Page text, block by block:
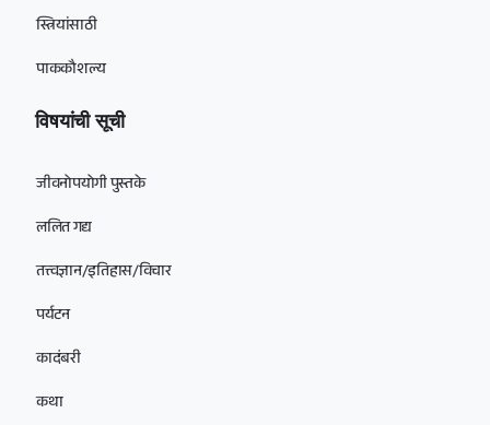
स्त्रियांसाठी
पाककौशल्य
विषयांची सूची
जीवनोपयोगी पुस्तके
ललित गद्य
तत्त्वज्ञान/इतिहास/विचार
पर्यटन
कादंबरी
कथा